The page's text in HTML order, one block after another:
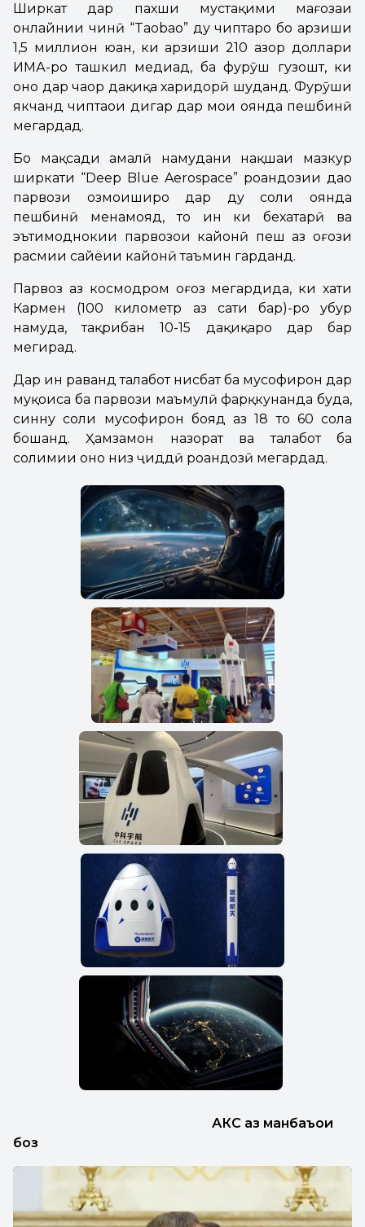
Ширкат дар пахши мустақими мағозаи
онлайнии чинӣ “Taobao” ду чиптаро бо арзиши
1,5 миллион юан, ки арзиши 210 ҳазор доллари
ИМА-ро ташкил медиҳад, ба фурӯш гузошт, ки
онҳо дар чаҳор дақиқа харидорӣ шуданд. Фурӯши
якчанд чиптаҳои дигар дар моҳи оянда пешбинӣ
мегардад.
Бо мақсади амалӣ намудани нақшаи мазкур
ширкати “Deep Blue Aerospace” роҳандозии даҳҳо
парвози озмоиширо дар ду соли оянда
пешбинӣ менамояд, то ин ки бехатарӣ ва
эътимоднокии парвозҳои кайҳонӣ пеш аз оғози
расмии сайёҳии кайҳонӣ таъмин гарданд.
Парвоз аз космодром оғоз мегардида, ки хати
Кармен (100 километр аз сатҳи баҳр)-ро убур
намуда, тақрибан 10-15 дақиқаро дар бар
мегирад.
Дар ин раванд талабот нисбат ба мусофирон дар
муқоиса ба парвози маъмулӣ фарқкунанда буда,
синну соли мусофирон бояд аз 18 то 60 сола
бошанд. Ҳамзамон назорат ва талабот ба
солимии онҳо низ ҷиддӣ роҳандозӣ мегардад.
АКС аз манбаъҳои
боз